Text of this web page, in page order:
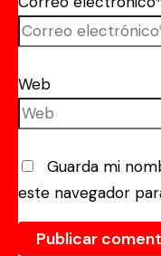
Web
Guarda mi
este navegador